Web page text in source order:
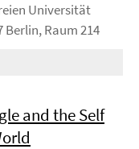
Universität
Berlin, Raum 214
and the Self